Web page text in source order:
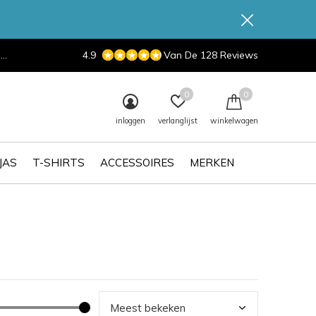
T-SHIRTS ACCESSOIRES MERKEN
inloggen verlanglijst
0
winkelwagen
0
4.9 Van De 128 Reviews